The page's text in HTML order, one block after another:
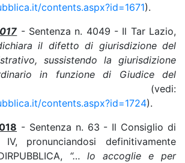
contents.aspx?id=1671).
- Sentenza n. 4049 - Il Tar Lazio,
il difetto di giurisdizione del
sussistendo la giurisdizione
in funzione di Giudice del
contents.aspx?id=1724).
- Sentenza n. 63 - Il Consiglio di
pronunciandosi definitivamente
“… lo accoglie e per